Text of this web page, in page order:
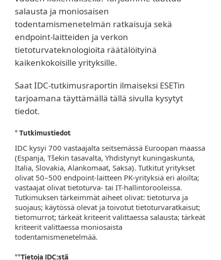
salausta ja moniosaisen
todentamismenetelmän ratkaisuja sekä
endpoint-laitteiden ja verkon
tietoturvateknologioita räätälöityinä
kaikenkokoisille yrityksille.
Saat IDC-tutkimusraportin ilmaiseksi ESETin
tarjoamana täyttämällä tällä sivulla kysytyt
tiedot.
* Tutkimustiedot
IDC kysyi 700 vastaajalta seitsemässä Euroopan maassa
(Espanja, Tšekin tasavalta, Yhdistynyt kuningaskunta,
Italia, Slovakia, Alankomaat, Saksa). Tutkitut yritykset
olivat 50–500 endpoint-laitteen PK-yrityksiä eri aloilta;
vastaajat olivat tietoturva- tai IT-hallintorooleissa.
Tutkimuksen tärkeimmät aiheet olivat: tietoturva ja
suojaus; käytössä olevat ja toivotut tietoturvaratkaisut;
tietomurrot; tärkeät kriteerit valittaessa salausta; tärkeät
kriteerit valittaessa moniosaista
todentamismenetelmää.
**Tietoja IDC:stä